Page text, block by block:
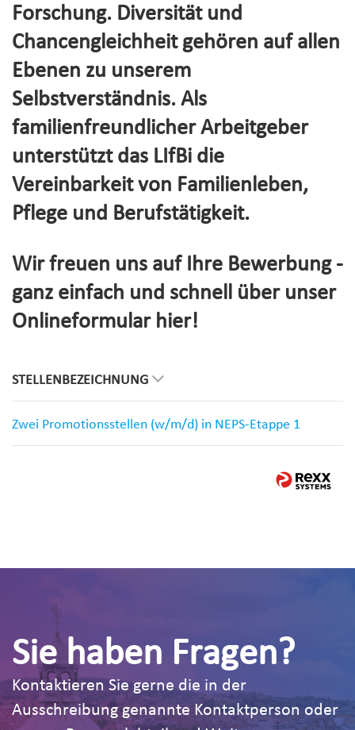
Forschung. Diversität und
Chancengleichheit gehören auf allen
Ebenen zu unserem
Selbstverständnis. Als
familienfreundlicher Arbeitgeber
unterstützt das LIfBi die
Vereinbarkeit von Familienleben,
Pflege und Berufstätigkeit.
Wir freuen uns auf Ihre Bewerbung -
ganz einfach und schnell über unser
Onlineformular hier!
STELLENBEZEICHNUNG
Zwei Promotionsstellen (w/m/d) in NEPS-Etappe 1
Sie haben Fragen?
Kontaktieren Sie gerne die in der
Ausschreibung genannte Kontaktperson oder